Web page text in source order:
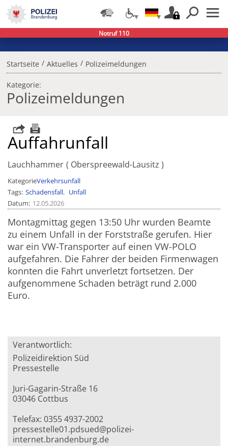
Startseite / Aktuelles / Polizeimeldungen
Kategorie:
Polizeimeldungen
Auffahrunfall
Lauchhammer Oberspreewald-Lausitz
KategorieVerkehrsunfall
Tags Schadensfall
Unfall
Datum 12.05.2026
Montagmittag gegen 13:50 Uhr wurden Beamte
zu einem Unfall in der Forststraße gerufen. Hier
war ein VW-Transporter auf einen VW-POLO
aufgefahren. Die Fahrer der beiden Firmenwagen
konnten die Fahrt unverletzt fortsetzen. Der
aufgenommene Schaden beträgt rund 2.000
Euro.
Verantwortlich:
Polizeidirektion Süd
Pressestelle
Juri-Gagarin-Straße 16
03046 Cottbus
Telefax: 0355 4937-2002
pressestelle01.pdsued@polizei-
internet.brandenburg.de
Notruf 110